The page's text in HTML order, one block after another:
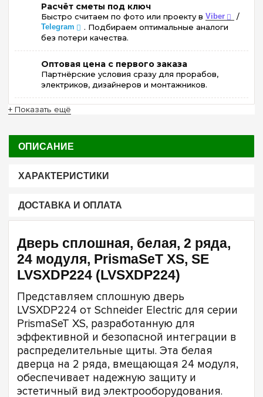
Расчёт сметы под ключ
Быстро считаем по фото или проекту в Viber /
Telegram
. Подбираем оптимальные аналоги
без потери качества.
Оптовая цена с первого заказа
Партнёрские условия сразу для прорабов,
электриков, дизайнеров и монтажников.
+ Показать ещё
ОПИСАНИЕ
ХАРАКТЕРИСТИКИ
ДОСТАВКА И ОПЛАТА
Дверь сплошная, белая, 2 ряда,
24 модуля, PrismaSeT XS, SE
LVSXDP224 (LVSXDP224)
Представляем сплошную дверь
LVSXDP224 от Schneider Electric для серии
PrismaSeT XS, разработанную для
эффективной и безопасной интеграции в
распределительные щиты. Эта белая
дверца на 2 ряда, вмещающая 24 модуля,
обеспечивает надежную защиту и
эстетичный вид электрооборудования.